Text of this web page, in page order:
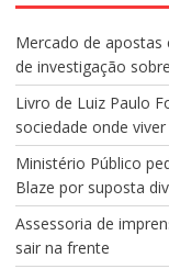
Mercado de
de investigação
Livro de Luiz Paulo
sociedade onde
Ministério Público
Blaze por suposta
Assessoria de
sair na frente